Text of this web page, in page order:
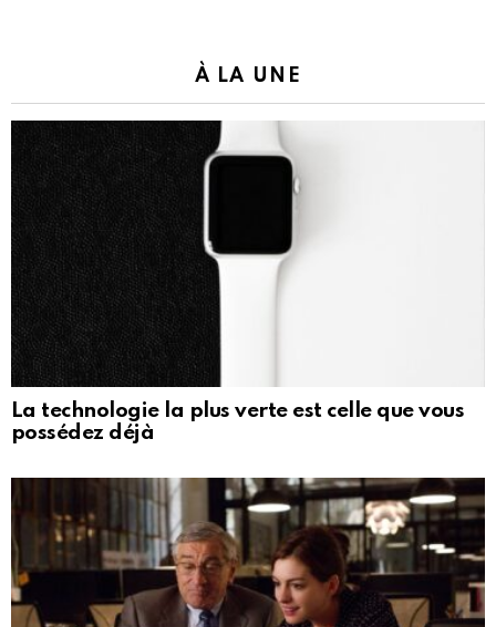
À LA UNE
La technologie la plus verte est celle que vous
possédez déjà